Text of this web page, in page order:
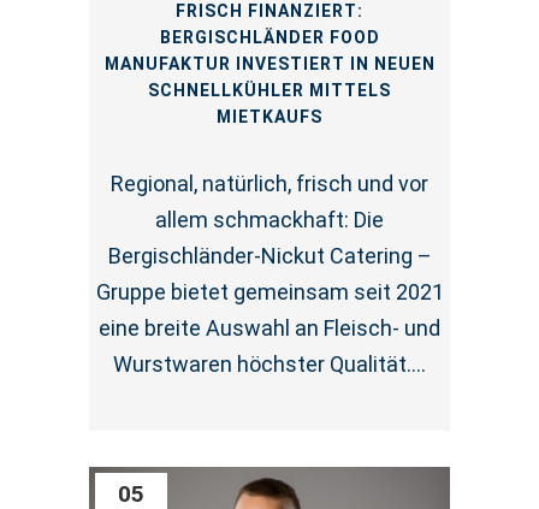
FRISCH FINANZIERT:
BERGISCHLÄNDER FOOD
MANUFAKTUR INVESTIERT IN NEUEN
SCHNELLKÜHLER MITTELS
MIETKAUFS
Regional, natürlich, frisch und vor
allem schmackhaft: Die
Bergischländer-Nickut Catering –
Gruppe bietet gemeinsam seit 2021
eine breite Auswahl an Fleisch- und
Wurstwaren höchster Qualität....
05